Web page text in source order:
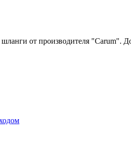
от производителя "Carum".